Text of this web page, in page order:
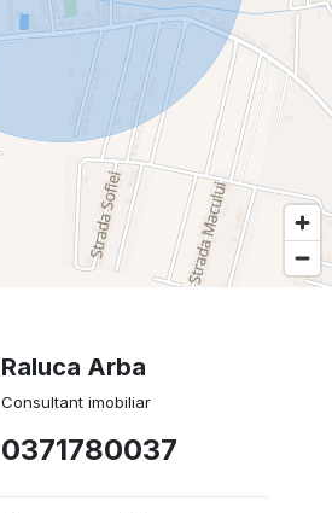
Raluca Arba
Consultant imobiliar
0371780037